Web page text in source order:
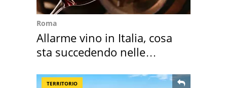
Roma
Allarme vino in Italia, cosa
sta succedendo nelle
TERRITORIO